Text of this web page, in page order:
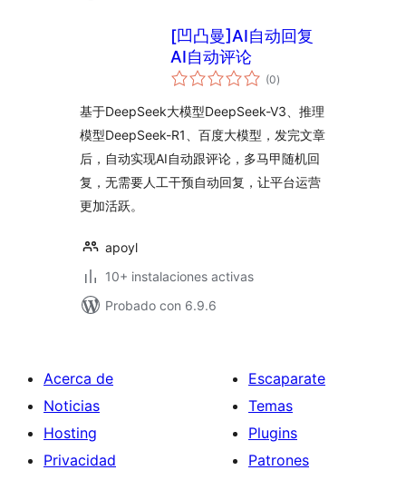
[凹凸曼]AI自动回复
AI自动评论
(0total
de
)
基于DeepSeek大模型DeepSeek-V3、推理
模型DeepSeek-R1、百度大模型，发完文章
后，自动实现AI自动跟评论，多马甲随机回
复，无需要人工干预自动回复，让平台运营
更加活跃。
apoyl
10+ instalaciones activas
Probado con 6.9.6
Acerca de
Noticias
Hosting
Privacidad
Escaparate
Temas
Plugins
Patrones